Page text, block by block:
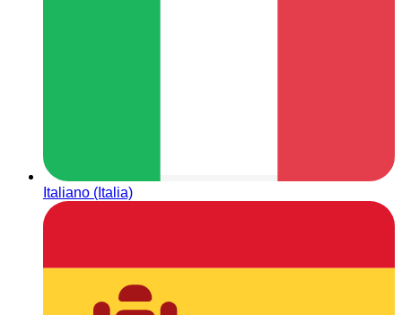
Italiano (Italia)